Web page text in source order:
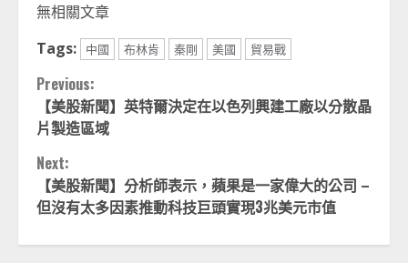
無相關文章
Tags:
中國 布林肯 秦剛 美國 貿易戰
Continue
Reading
Previous:
【美股新聞】英特爾決定在以色列興建工廠以分散晶
片製造區域
Next:
【美股新聞】分析師表示，蘋果是一家偉大的公司 –
但沒有太多因素推動科技巨頭實現3兆美元市值